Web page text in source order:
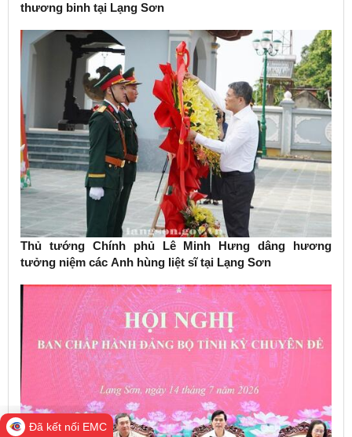
thương binh tại Lạng Sơn
Thủ tướng Chính phủ Lê Minh Hưng dâng hương
tưởng niệm các Anh hùng liệt sĩ tại Lạng Sơn
Đã kết nối EMC